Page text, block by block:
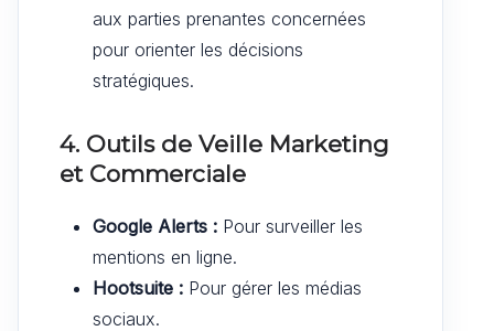
aux parties prenantes concernées
pour orienter les décisions
stratégiques.
4. Outils de Veille Marketing
et Commerciale
Google Alerts : Pour surveiller les
mentions en ligne.
Hootsuite : Pour gérer les médias
sociaux.